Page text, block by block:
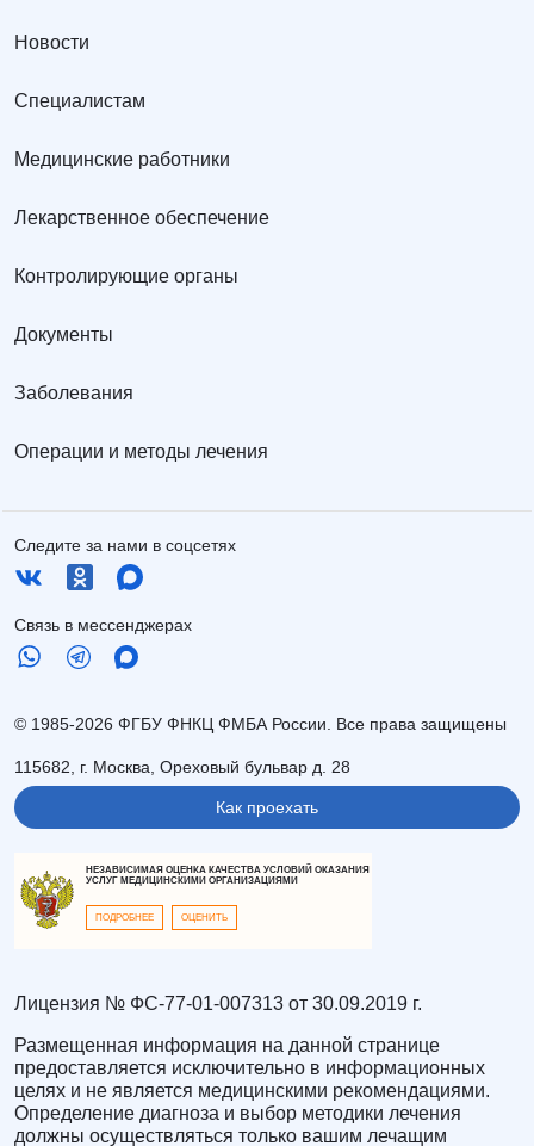
Новости
Специалистам
Медицинские работники
Лекарственное обеспечение
Контролирующие органы
Документы
Заболевания
Операции и методы лечения
Следите за нами в соцсетях
Связь в мессенджерах
© 1985-2026 ФГБУ ФНКЦ ФМБА России. Все права защищены
115682, г. Москва, Ореховый бульвар д. 28
Как проехать
НЕЗАВИСИМАЯ ОЦЕНКА КАЧЕСТВА УСЛОВИЙ ОКАЗАНИЯ
УСЛУГ МЕДИЦИНСКИМИ ОРГАНИЗАЦИЯМИ
ПОДРОБНЕЕ ОЦЕНИТЬ
Лицензия № ФС-77-01-007313 от 30.09.2019 г.
Размещенная информация на данной странице
предоставляется исключительно в информационных
целях и не является медицинскими рекомендациями.
Определение диагноза и выбор методики лечения
должны осуществляться только вашим лечащим